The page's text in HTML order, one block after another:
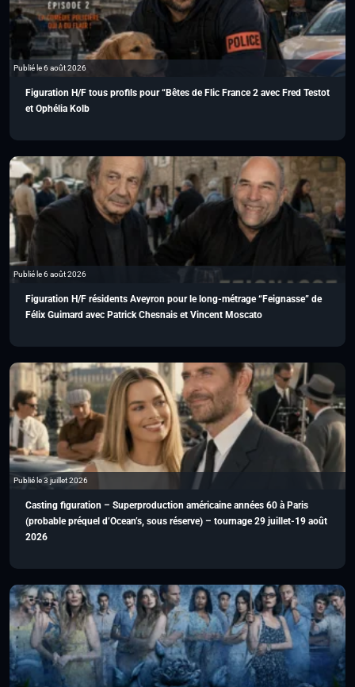
Publié le 6 août 2026
Figuration H/F tous profils pour “Bêtes de Flic France 2 avec Fred Testot
et Ophélia Kolb
Publié le 6 août 2026
Figuration H/F résidents Aveyron pour le long-métrage “Feignasse” de
Félix Guimard avec Patrick Chesnais et Vincent Moscato
Publié le 3 juillet 2026
Casting figuration – Superproduction américaine années 60 à Paris
(probable préquel d’Ocean’s, sous réserve) – tournage 29 juillet-19 août
2026